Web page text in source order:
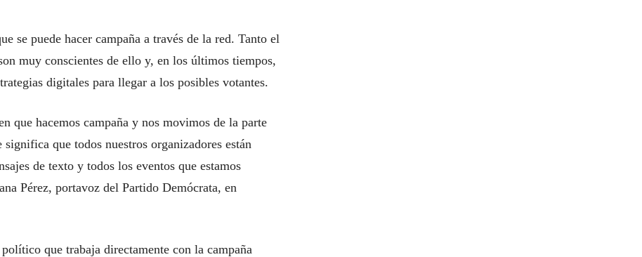
se puede hacer campaña a través de la red. Tanto el
muy conscientes de ello y, en los últimos tiempos,
digitales para llegar a los posibles votantes.
que hacemos campaña y nos movimos de la parte
que todos nuestros organizadores están
de texto y todos los eventos que estamos
Pérez, portavoz del Partido Demócrata, en
que trabaja directamente con la campaña